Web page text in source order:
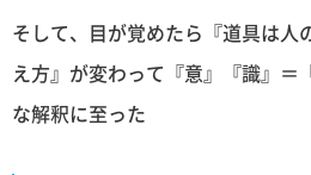
そして、目が覚めたら『道具は人
え方』が変わって『意』『識』＝
な解釈に至った